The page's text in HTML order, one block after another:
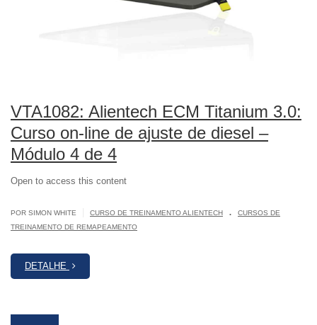
VTA1082: Alientech ECM Titanium 3.0:
Curso on-line de ajuste de diesel –
Módulo 4 de 4
Open to access this content
POR SIMON WHITE CURSO DE TREINAMENTO ALIENTECH .
CURSOS DE
TREINAMENTO DE REMAPEAMENTO
DETALHE